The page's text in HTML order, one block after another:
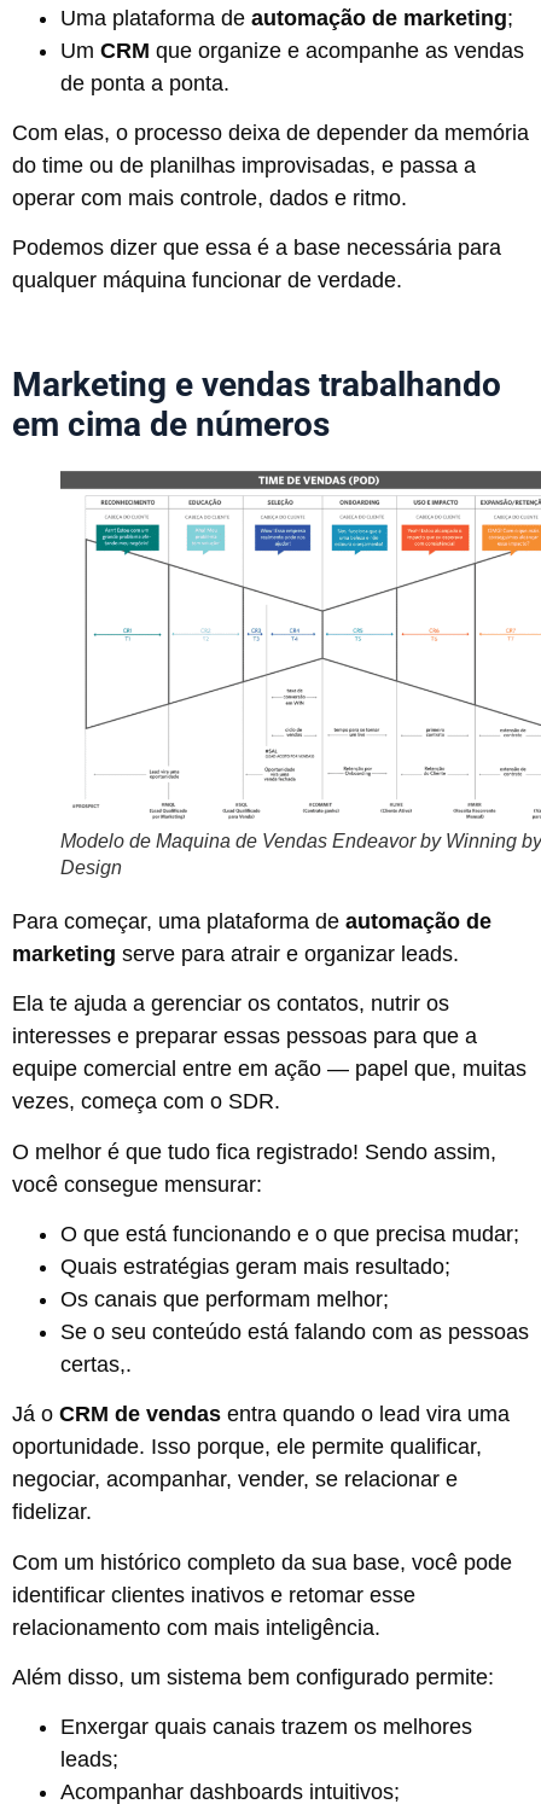
Uma plataforma de automação de marketing;
Um CRM que organize e acompanhe as vendas
de ponta a ponta.
Com elas, o processo deixa de depender da memória
do time ou de planilhas improvisadas, e passa a
operar com mais controle, dados e ritmo.
Podemos dizer que essa é a base necessária para
qualquer máquina funcionar de verdade.
Marketing e vendas trabalhando
em cima de números
Modelo de Maquina de Vendas Endeavor by Winning by
Design
Para começar, uma plataforma de automação de
marketing serve para atrair e organizar leads.
Ela te ajuda a gerenciar os contatos, nutrir os
interesses e preparar essas pessoas para que a
equipe comercial entre em ação — papel que, muitas
vezes, começa com o SDR.
O melhor é que tudo fica registrado! Sendo assim,
você consegue mensurar:
O que está funcionando e o que precisa mudar;
Quais estratégias geram mais resultado;
Os canais que performam melhor;
Se o seu conteúdo está falando com as pessoas
certas,.
Já o CRM de vendas entra quando o lead vira uma
oportunidade. Isso porque, ele permite qualificar,
negociar, acompanhar, vender, se relacionar e
fidelizar.
Com um histórico completo da sua base, você pode
identificar clientes inativos e retomar esse
relacionamento com mais inteligência.
Além disso, um sistema bem configurado permite:
Enxergar quais canais trazem os melhores
leads;
Acompanhar dashboards intuitivos;